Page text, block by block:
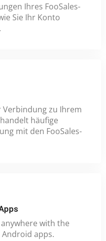
Ihres FooSales-
Sie Ihr Konto
Verbindung zu Ihrem
häufige
mit den FooSales-
with the
Android apps.